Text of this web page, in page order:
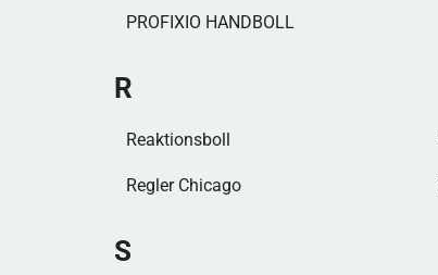
PROFIXIO HANDBOLL
R
Reaktionsboll
Regler Chicago
S